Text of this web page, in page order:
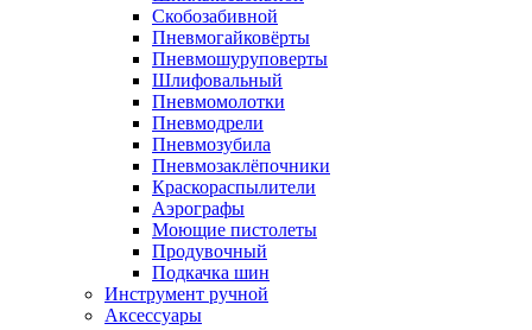
Скобозабивной
Пневмогайковёрты
Пневмошуруповерты
Шлифовальный
Пневмомолотки
Пневмодрели
Пневмозубила
Пневмозаклёпочники
Краскораспылители
Аэрографы
Моющие пистолеты
Продувочный
Подкачка шин
Инструмент ручной
Аксессуары